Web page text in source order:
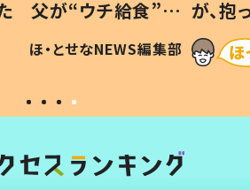
た 父が“ウチ給食”を
理由とは #令和の親
ほ・とせなNEWS編集部
が、
「涙が
い」